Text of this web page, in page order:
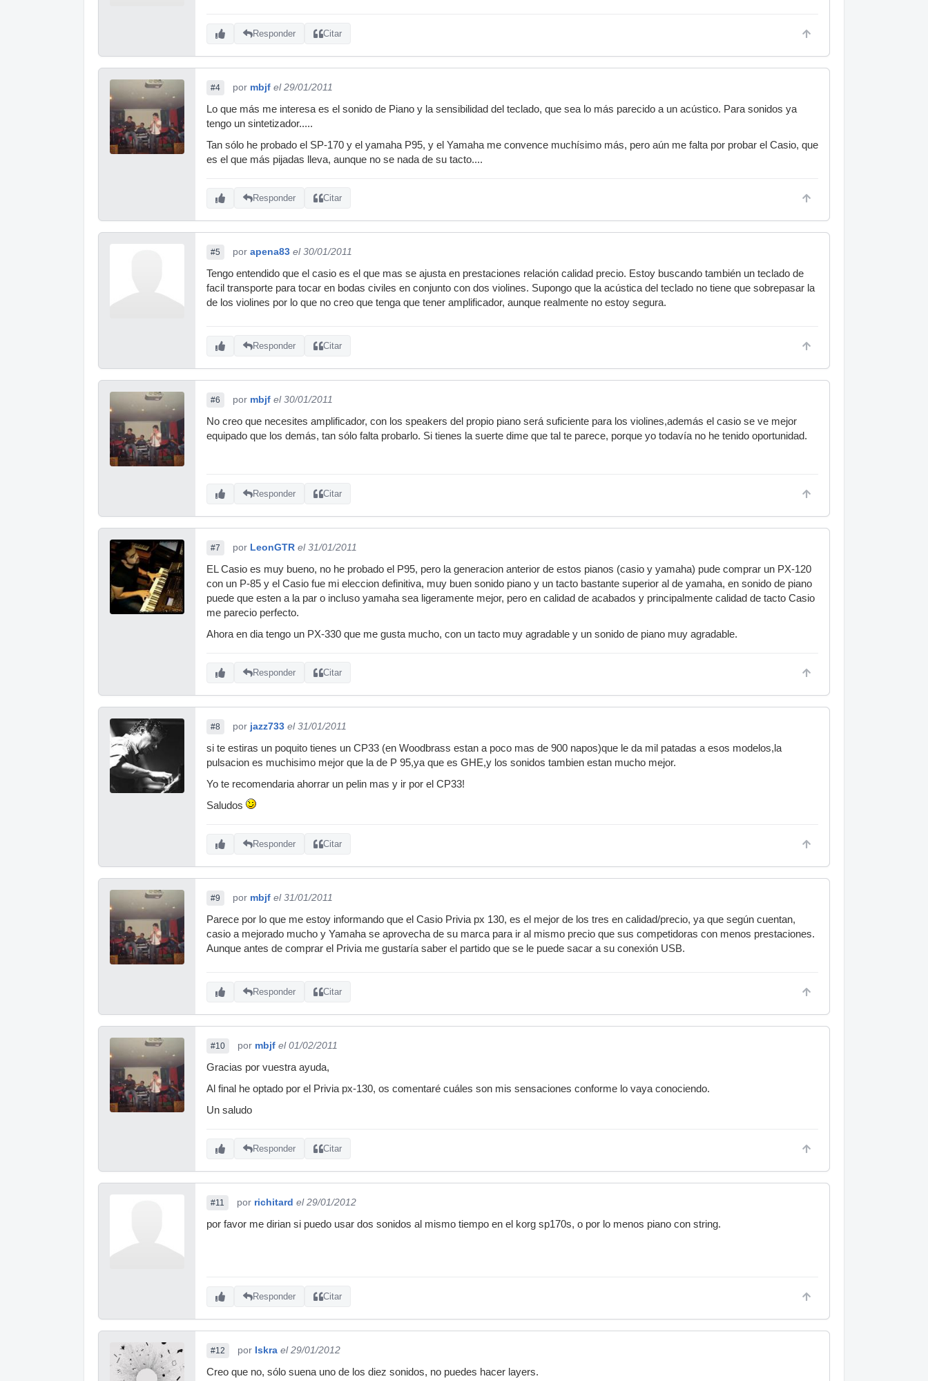
Responder Citar
#4 por mbjf el 29/01/2011
Lo que más me interesa es el sonido de Piano y la sensibilidad del teclado, que sea lo más parecido a un acústico. Para sonidos ya
tengo un sintetizador.....
Tan sólo he probado el SP-170 y el yamaha P95, y el Yamaha me convence muchísimo más, pero aún me falta por probar el Casio, que
es el que más pijadas lleva, aunque no se nada de su tacto....
Responder Citar
#5 por apena83 el 30/01/2011
Tengo entendido que el casio es el que mas se ajusta en prestaciones relación calidad precio. Estoy buscando también un teclado de
facil transporte para tocar en bodas civiles en conjunto con dos violines. Supongo que la acústica del teclado no tiene que sobrepasar la
de los violines por lo que no creo que tenga que tener amplificador, aunque realmente no estoy segura.
Responder Citar
#6 por mbjf el 30/01/2011
No creo que necesites amplificador, con los speakers del propio piano será suficiente para los violines,además el casio se ve mejor
equipado que los demás, tan sólo falta probarlo. Si tienes la suerte dime que tal te parece, porque yo todavía no he tenido oportunidad.
Responder Citar
#7 por LeonGTR el 31/01/2011
EL Casio es muy bueno, no he probado el P95, pero la generacion anterior de estos pianos (casio y yamaha) pude comprar un PX-120
con un P-85 y el Casio fue mi eleccion definitiva, muy buen sonido piano y un tacto bastante superior al de yamaha, en sonido de piano
puede que esten a la par o incluso yamaha sea ligeramente mejor, pero en calidad de acabados y principalmente calidad de tacto Casio
me parecio perfecto.
Ahora en dia tengo un PX-330 que me gusta mucho, con un tacto muy agradable y un sonido de piano muy agradable.
Responder Citar
#8 por jazz733 el 31/01/2011
si te estiras un poquito tienes un CP33 (en Woodbrass estan a poco mas de 900 napos)que le da mil patadas a esos modelos,la
pulsacion es muchisimo mejor que la de P 95,ya que es GHE,y los sonidos tambien estan mucho mejor.
Yo te recomendaria ahorrar un pelin mas y ir por el CP33!
Saludos
Responder Citar
#9 por mbjf el 31/01/2011
Parece por lo que me estoy informando que el Casio Privia px 130, es el mejor de los tres en calidad/precio, ya que según cuentan,
casio a mejorado mucho y Yamaha se aprovecha de su marca para ir al mismo precio que sus competidoras con menos prestaciones.
Aunque antes de comprar el Privia me gustaría saber el partido que se le puede sacar a su conexión USB.
Responder Citar
#10 por mbjf el 01/02/2011
Gracias por vuestra ayuda,
Al final he optado por el Privia px-130, os comentaré cuáles son mis sensaciones conforme lo vaya conociendo.
Un saludo
Responder Citar
#11 por richitard el 29/01/2012
por favor me dirian si puedo usar dos sonidos al mismo tiempo en el korg sp170s, o por lo menos piano con string.
Responder Citar
#12 por Iskra el 29/01/2012
Creo que no, sólo suena uno de los diez sonidos, no puedes hacer layers.